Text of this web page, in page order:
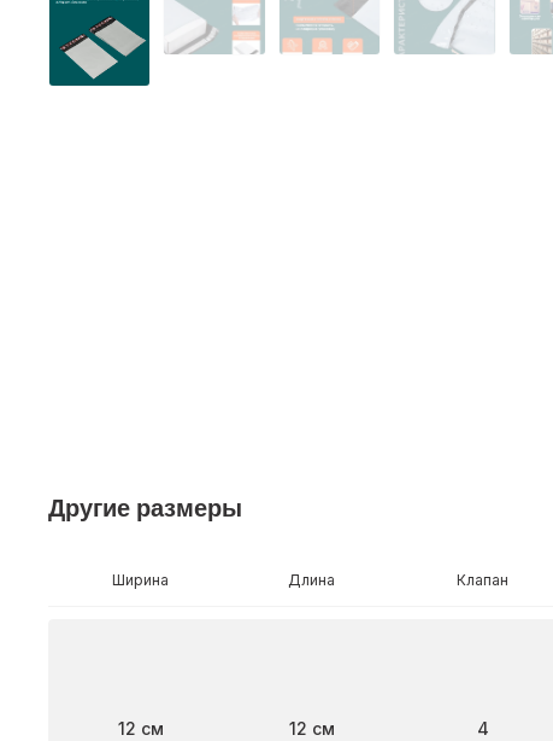
Другие размеры
Ширина Длина Клапан
12 см 12 см 4